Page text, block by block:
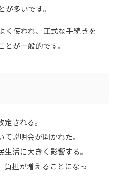
多いです。
く使われ、正式な手続きを
が一般的です。
される。
説明会が開かれた。
活に大きく影響する。
負担が増えることになっ